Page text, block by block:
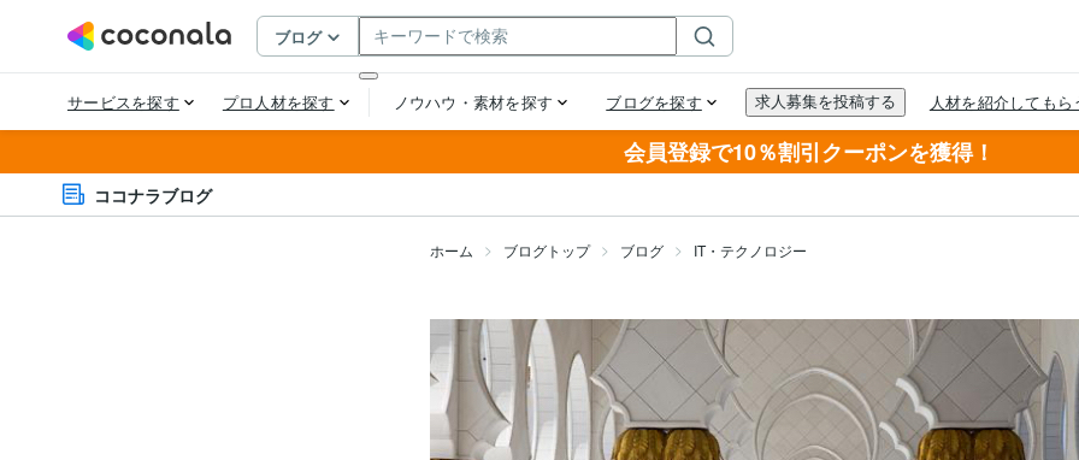
会員登録で10％割引クーポンを獲得！
ココナラブログ
ホーム ブログトップ ブログ IT・テクノロジー